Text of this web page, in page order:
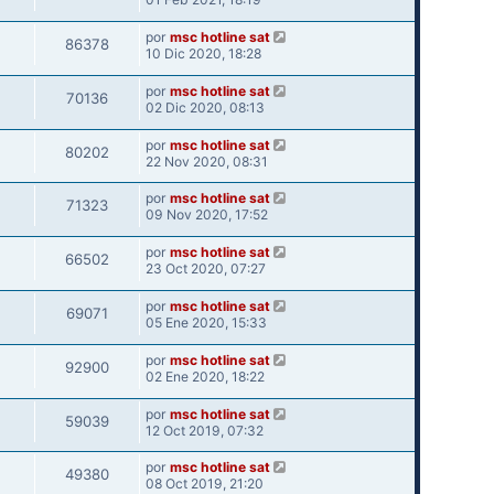
86378 por msc hotline sat
10 Dic 2020, 18:28
70136 por msc hotline sat
02 Dic 2020, 08:13
80202 por msc hotline sat
22 Nov 2020, 08:31
71323 por msc hotline sat
09 Nov 2020, 17:52
66502 por msc hotline sat
23 Oct 2020, 07:27
69071 por msc hotline sat
05 Ene 2020, 15:33
92900 por msc hotline sat
02 Ene 2020, 18:22
59039 por msc hotline sat
12 Oct 2019, 07:32
49380 por msc hotline sat
08 Oct 2019, 21:20